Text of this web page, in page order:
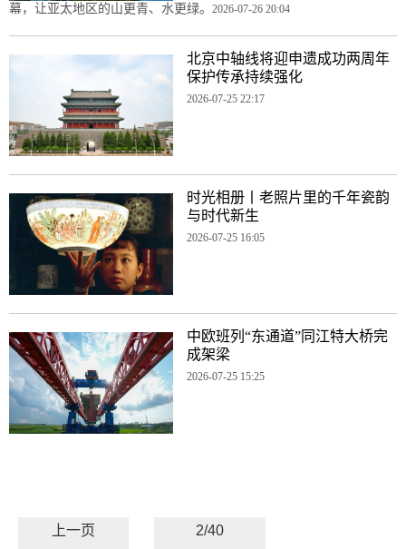
幕，让亚太地区的山更青、水更绿。 2026-07-26 20:04
北京中轴线将迎申遗成功两周年
保护传承持续强化
2026-07-25 22:17
时光相册丨老照片里的千年瓷韵
与时代新生
2026-07-25 16:05
中欧班列“东通道”同江特大桥完
成架梁
2026-07-25 15:25
上一页 2/40